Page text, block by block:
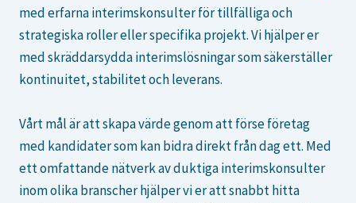
med erfarna interimskonsulter för tillfälliga och
strategiska roller eller specifika projekt. Vi hjälper er
med skräddarsydda interimslösningar som säkerställer
kontinuitet, stabilitet och leverans.
Vårt mål är att skapa värde genom att förse företag
med kandidater som kan bidra direkt från dag ett. Med
ett omfattande nätverk av duktiga interimskonsulter
inom olika branscher hjälper vi er att snabbt hitta